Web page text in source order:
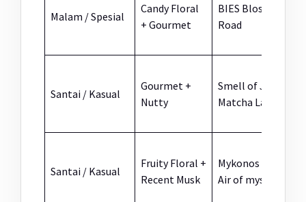
Malam / Spesial
Candy Floral
+ Gourmet
BIES Blossom
Road
Santai / Kasual
Gourmet +
Nutty
Smell of Jarte
Matcha Latte
Santai / Kasual
Fruity Floral +
Recent Musk
Mykonos Musk
Air of mystery